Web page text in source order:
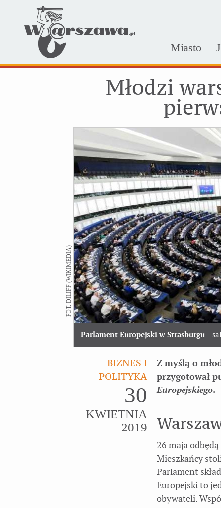
Miasto
Młodzi
Parlament Europejski w Strasburgu –
FOT. DILIFF (WIKIMEDIA)
BIZNES I
POLITYKA
30
KWIETNIA
2019
Z myślą o
przygotował
Europejskiego.
26 maja
Mieszkańcy
Parlament
Europejski to
obywateli.